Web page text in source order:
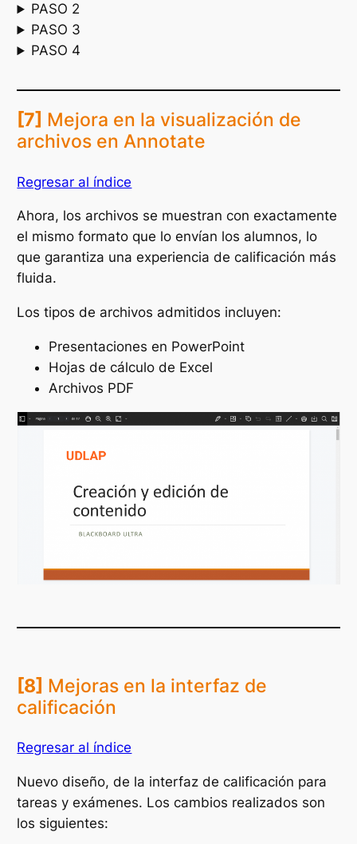
PASO 2
PASO 3
PASO 4
[7] Mejora en la visualización de
archivos en Annotate
Regresar al índice
Ahora, los archivos se muestran con exactamente
el mismo formato que lo envían los alumnos, lo
que garantiza una experiencia de calificación más
fluida.
Los tipos de archivos admitidos incluyen:
Presentaciones en PowerPoint
Hojas de cálculo de Excel
Archivos PDF
[8] Mejoras en la interfaz de
calificación
Regresar al índice
Nuevo diseño, de la interfaz de calificación para
tareas y exámenes. Los cambios realizados son
los siguientes: